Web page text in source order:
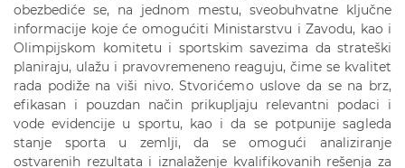
obezbediće se, na jednom mestu, sveobuhvatne ključne
informacije koje će omogućiti Ministarstvu i Zavodu, kao i
Olimpijskom komitetu i sportskim savezima da strateški
planiraju, ulažu i pravovremeneno reaguju, čime se kvalitet
rada podiže na viši nivo. Stvorićemo uslove da se na brz,
efikasan i pouzdan način prikupljaju relevantni podaci i
vode evidencije u sportu, kao i da se potpunije sagleda
stanje sporta u zemlji, da se omogući analiziranje
ostvarenih rezultata i iznalaženje kvalifikovanih rešenja za